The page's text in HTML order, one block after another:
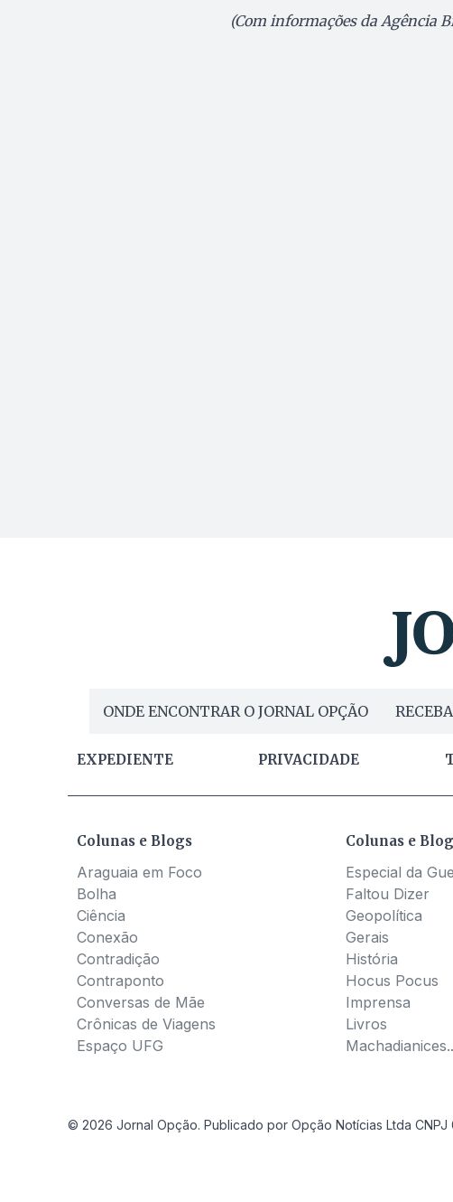
(Com informações da Agência
ONDE ENCONTRAR O JORNAL OPÇÃO
EXPEDIENTE PRIVACIDADE
Colunas e Blogs
Araguaia em Foco
Bolha
Ciência
Conexão
Contradição
Contraponto
Conversas de Mãe
Crônicas de Viagens
Espaço UFG
Colunas e
Especial da
Faltou Dizer
Geopolítica
Gerais
História
Hocus Pocus
Imprensa
Livros
© 2026 Jornal Opção. Publicado por Opção Notícias Ltda